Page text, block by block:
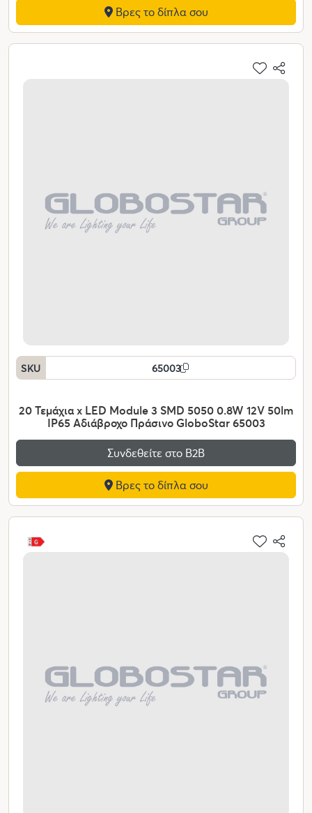
Βρες το δίπλα σου
SKU 65003
20 Τεμάχια x LED Module 3 SMD 5050 0.8W 12V 50lm
IP65 Αδιάβροχο Πράσινο GloboStar 65003
Συνδεθείτε στο Β2Β
Βρες το δίπλα σου